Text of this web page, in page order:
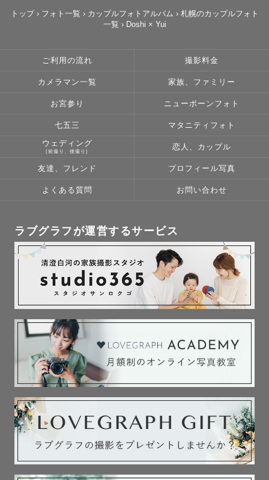
「アルバムで見たここで撮りたいけど季節はいつ？」
「お花畑のオススメは？」
などなど…
◆質問や空き日程のご相談◆
がきく場合もございますので公式LINE→@060zxctvより
ご相談下さい。
◆指名料について◆
アートニューボーンについては指名料はかかりません。
◆アートニューボーン撮影について◆
新生児用の小物は日本の作家がデザインや形に拘ったハン
ドメイドの作品をを多く扱っているので、たくさんある中
からセレクトして頂けます。
もちろんニューボーン撮影も豊富に行っておりますので、
寝かしつけなどもお任せ下さい。
◆最後にカメラマンyunaという人について◆
Lovegraph上位10％程のトップカメラマンです。
落ち着いていて、まったりとした感じなので、テンション
が高すぎるのは苦手かも…という人にはピッタリだと思い
ます。
ちなみに笑い方が特徴的…らしいです。(笑)
食べるのが大好き。甘いものよりしょっぱいものがすき！
トップ› フォト一覧 › カップルフォトアルバム › 札幌のカップルフォト
一覧 › Doshi × Yui
ご利用の流れ 撮影料金
カメラマン一覧 家族、ファミリー
お宮参り ニューボーンフォト
七五三 マタニティフォト
ウェディング
(前撮り、後撮り)
恋人、カップル
友達、フレンド プロフィール写真
よくある質問 お問い合わせ
ラブグラフが運営するサービス